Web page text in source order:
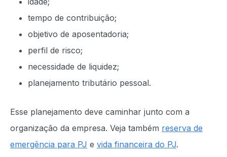
tempo de contribuição;
objetivo de aposentadoria;
perfil de risco;
necessidade de liquidez;
planejamento tributário pessoal.
Esse planejamento deve caminhar junto com a
organização da empresa. Veja também reserva de
emergência para PJ e vida financeira do PJ.